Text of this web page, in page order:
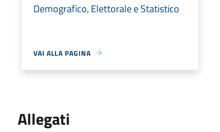
Demografico, Elettorale e Statistico
VAI ALLA PAGINA
Allegati